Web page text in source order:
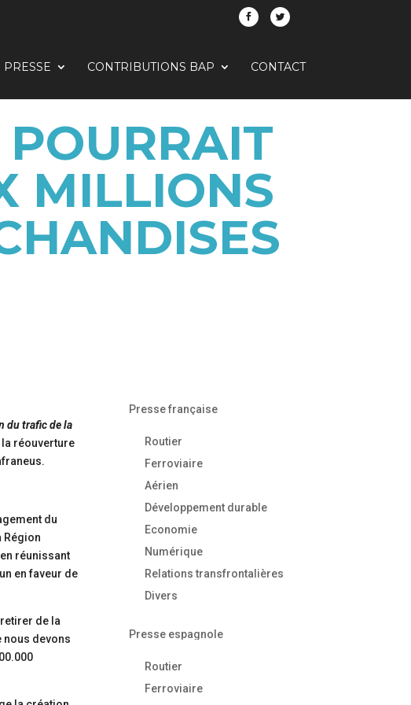
PRESSE CONTRIBUTIONS BAP CONTACT
MILLIONS
du trafic de la
la réouverture
du
Région
réunissant
en faveur de
de la
nous devons
Presse française
Routier
Ferroviaire
Aérien
Développement durable
Economie
Numérique
Relations transfrontalières
Divers
Presse espagnole
Routier
Ferroviaire